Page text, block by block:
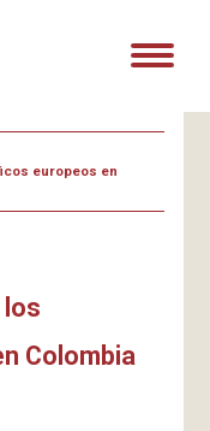
europeos en
los
Colombia